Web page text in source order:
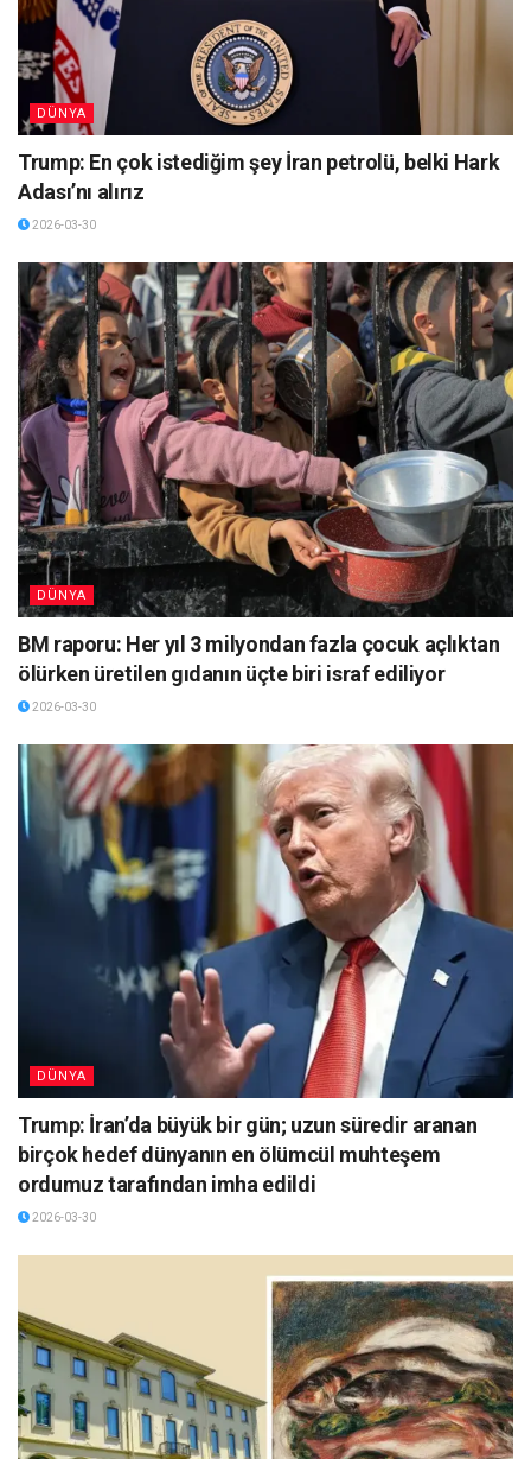
DÜNYA
Trump: En çok istediğim şey İran petrolü, belki Hark
Adası’nı alırız
2026-03-30
DÜNYA
BM raporu: Her yıl 3 milyondan fazla çocuk açlıktan
ölürken üretilen gıdanın üçte biri israf ediliyor
2026-03-30
DÜNYA
Trump: İran’da büyük bir gün; uzun süredir aranan
birçok hedef dünyanın en ölümcül muhteşem
ordumuz tarafından imha edildi
2026-03-30